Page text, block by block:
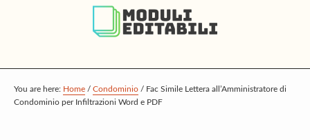
p
t
p
t
p
t
You are here: Home / Condominio / Fac Simile Lettera all’Amministratore di
Condominio per Infiltrazioni Word e PDF